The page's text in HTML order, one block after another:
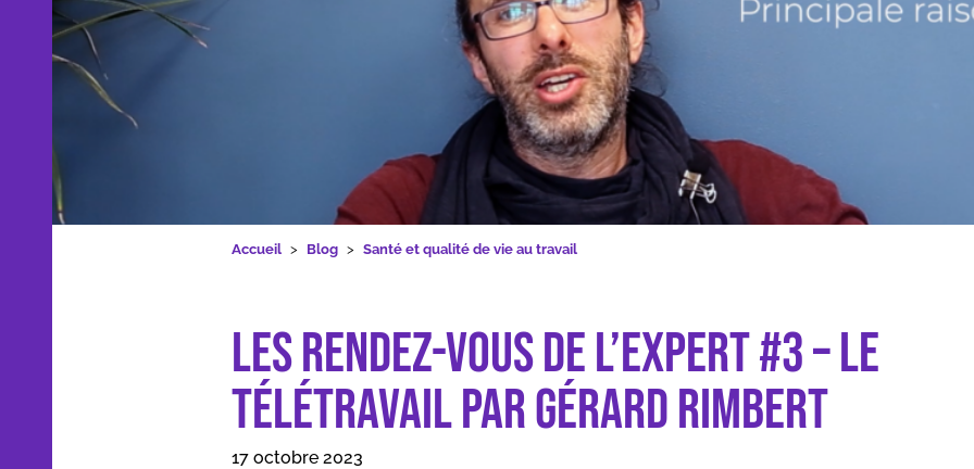
Nos applications et outils
Accueil Blog Santé et qualité de vie au travail
Les Rendez-Vous de l’expert #3 – Le télétravail par Gérard Rimbert
Les Rendez-Vous de l’expert #3 – Le
télétravail par Gérard Rimbert
17 octobre 2023